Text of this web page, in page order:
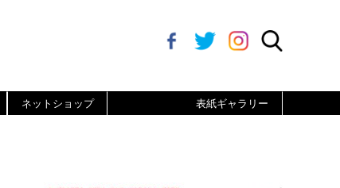
ネットショップ 表紙ギャラリー